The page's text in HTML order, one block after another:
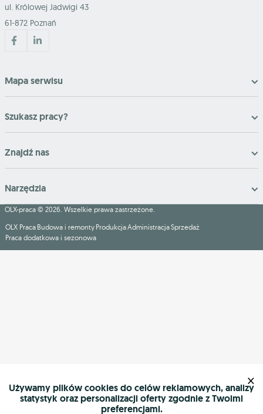
ul. Królowej Jadwigi 43
61-872 Poznań
Mapa serwisu
Szukasz pracy?
Znajdź nas
Narzędzia
OLX-praca © 2026. Wszelkie prawa zastrzeżone.
OLX Praca Budowa i remonty ProdukcjaAdministracjaSprzedaż
Praca dodatkowa i sezonowa
Używamy plików cookies do celów reklamowych, analizy
statystyk oraz personalizacji oferty zgodnie z Twoimi
preferencjami.
×